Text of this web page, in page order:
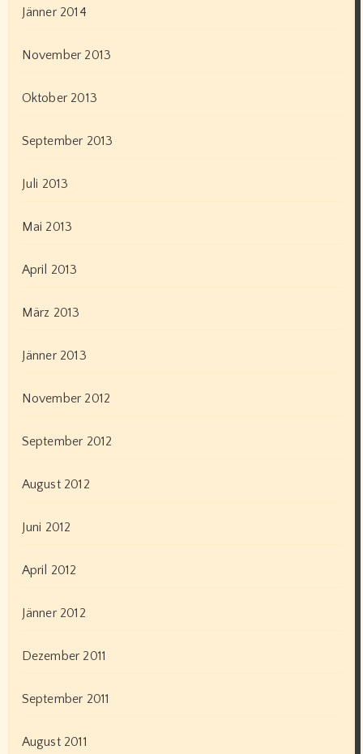
Jänner 2014
November 2013
Oktober 2013
September 2013
Juli 2013
Mai 2013
April 2013
März 2013
Jänner 2013
November 2012
September 2012
August 2012
Juni 2012
April 2012
Jänner 2012
Dezember 2011
September 2011
August 2011